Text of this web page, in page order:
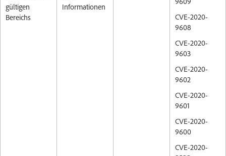
gültigen
Bereichs
Informationen
CVE-2020-
9608
CVE-2020-
9603
CVE-2020-
9602
CVE-2020-
9601
CVE-2020-
9600
CVE-2020-